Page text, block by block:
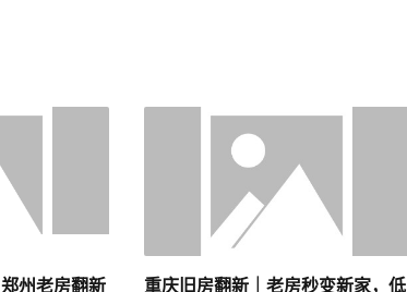
州老房翻新 重庆旧房翻新｜老房秒变新家，低